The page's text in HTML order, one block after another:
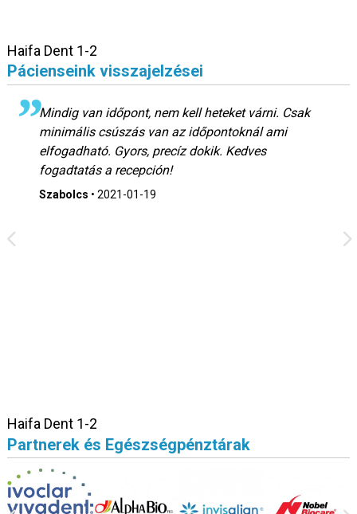
Haifa Dent 1-2
Pácienseink visszajelzései
Mindig van időpont, nem kell heteket várni. Csak
minimális csúszás van az időpontoknál ami
elfogadható. Gyors, precíz dokik. Kedves
fogadtatás a recepción!
Szabolcs • 2021-01-19
Haifa Dent 1-2
Partnerek és Egészségpénztárak